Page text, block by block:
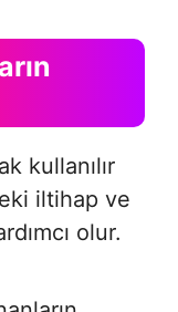
kullanılır
iltihap ve
olur.